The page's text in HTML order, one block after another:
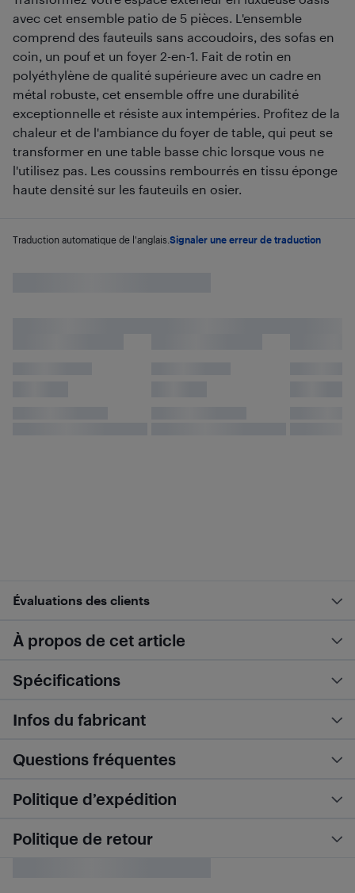
avec cet ensemble patio de 5 pièces. L'ensemble
comprend des fauteuils sans accoudoirs, des sofas en
coin, un pouf et un foyer 2-en-1. Fait de rotin en
polyéthylène de qualité supérieure avec un cadre en
métal robuste, cet ensemble offre une durabilité
exceptionnelle et résiste aux intempéries. Profitez de la
chaleur et de l'ambiance du foyer de table, qui peut se
transformer en une table basse chic lorsque vous ne
l'utilisez pas. Les coussins rembourrés en tissu éponge
haute densité sur les fauteuils en osier.
Traduction automatique de l'anglais. Signaler une erreur de traduction
Évaluations des clients
À propos de cet article
Spécifications
Infos du fabricant
Questions fréquentes
Politique d’expédition
Politique de retour